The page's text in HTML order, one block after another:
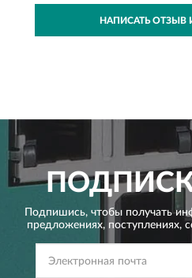
НАПИСАТЬ ОТЗЫВ
Подпишись, чтобы получать
предложениях, поступлениях,